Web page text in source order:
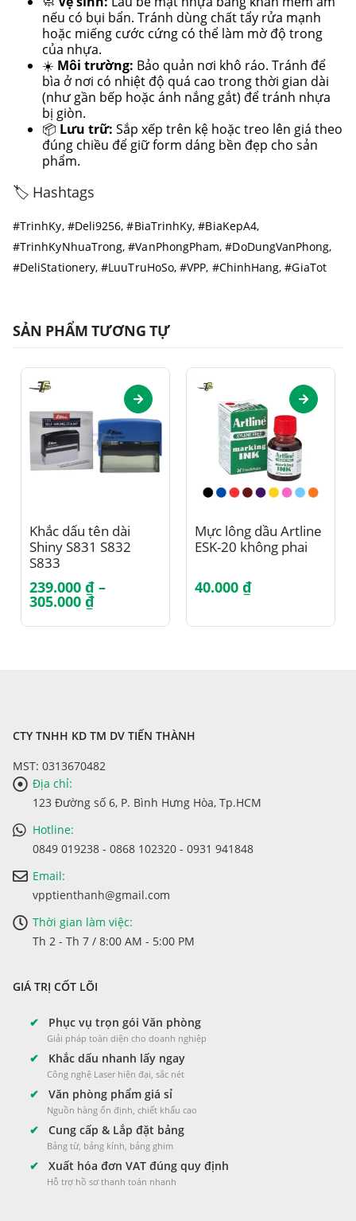
nếu có bụi bẩn. Tránh dùng chất tẩy rửa mạnh
hoặc miếng cước cứng có thể làm mờ độ trong
của nhựa.
☀️ Môi trường: Bảo quản nơi khô ráo. Tránh để
bìa ở nơi có nhiệt độ quá cao trong thời gian dài
(như gần bếp hoặc ánh nắng gắt) để tránh nhựa
bị giòn.
📦 Lưu trữ: Sắp xếp trên kệ hoặc treo lên giá theo
đúng chiều để giữ form dáng bền đẹp cho sản
phẩm.
🏷️ Hashtags
#TrinhKy, #Deli9256, #BiaTrinhKy, #BiaKepA4,
#TrinhKyNhuaTrong, #VanPhongPham, #DoDungVanPhong,
#DeliStationery, #LuuTruHoSo, #VPP, #ChinhHang, #GiaTot
SẢN PHẨM TƯƠNG TỰ
Khắc dấu tên dài
Shiny S831 S832
S833
239.000 ₫ –
305.000 ₫Khoảng
từ
Mực lông dầu Artline
ESK-20 không phai
40.000 ₫
CTY TNHH KD TM DV TIẾN THÀNH
MST: 0313670482
Địa chỉ:
123 Đường số 6, P. Bình Hưng Hòa, Tp.HCM
Hotline:
0849 019238 - 0868 102320 - 0931 941848
Email:
vpptienthanh@gmail.com
Thời gian làm việc:
Th 2 - Th 7 / 8:00 AM - 5:00 PM
GIÁ TRỊ CỐT LÕI
✔ Phục vụ trọn gói Văn phòng
Giải pháp toàn diện cho doanh nghiệp
✔ Khắc dấu nhanh lấy ngay
Công nghệ Laser hiện đại, sắc nét
✔ Văn phòng phẩm giá sỉ
Nguồn hàng ổn định, chiết khấu cao
✔ Cung cấp & Lắp đặt bảng
Bảng từ, bảng kính, bảng ghim
✔ Xuất hóa đơn VAT đúng quy định
Hỗ trợ hồ sơ thanh toán nhanh